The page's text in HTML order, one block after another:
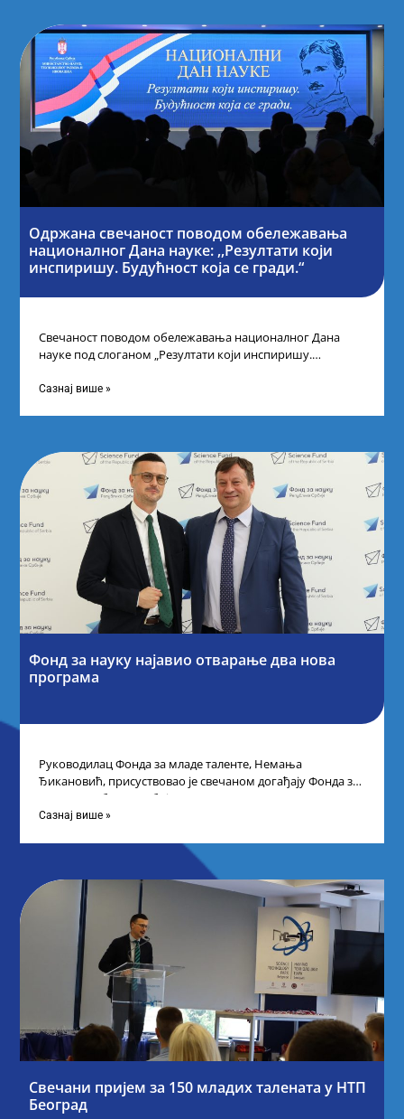
Одржана свечаност поводом обележавања
националног Дана науке: ,,Резултати који
инспиришу. Будућност која се гради.“
Свечаност поводом обележавања националног Дана
науке под слоганом „Резултати који инспиришу.
Министарства
Сазнај више »
Фонд за науку најавио отварање два нова
програма
Руководилац Фонда за младе таленте, Немања
Ђикановић, присуствовао је свечаном догађају Фонда за
науку Републике Србије одржаном у Научно-
технолошком парку
Сазнај више »
Свечани пријем за 150 младих талената у НТП
Београд